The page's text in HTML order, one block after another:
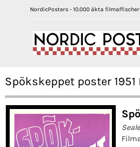
NordicPosters - 10.000 äkta filmaffischer
Spökskeppet poster